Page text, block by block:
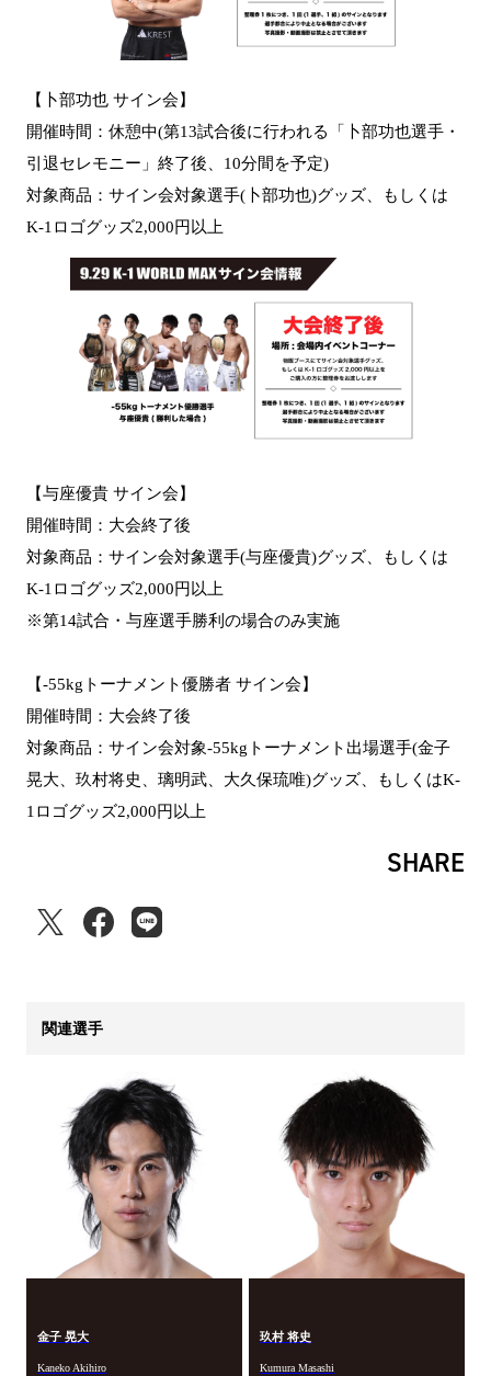
【卜部功也 サイン会】
開催時間：休憩中(第13試合後に行われる「卜部功也選手・
引退セレモニー」終了後、10分間を予定)
対象商品：サイン会対象選手(卜部功也)グッズ、もしくは
K-1ロゴグッズ2,000円以上
【与座優貴 サイン会】
開催時間：大会終了後
対象商品：サイン会対象選手(与座優貴)グッズ、もしくは
K-1ロゴグッズ2,000円以上
※第14試合・与座選手勝利の場合のみ実施
【-55kgトーナメント優勝者 サイン会】
開催時間：大会終了後
対象商品：サイン会対象-55kgトーナメント出場選手(金子
晃大、玖村将史、璃明武、大久保琉唯)グッズ、もしくはK-
1ロゴグッズ2,000円以上
SHARE
関連選手
金子 晃大
Kaneko Akihiro
玖村 将史
Kumura Masashi